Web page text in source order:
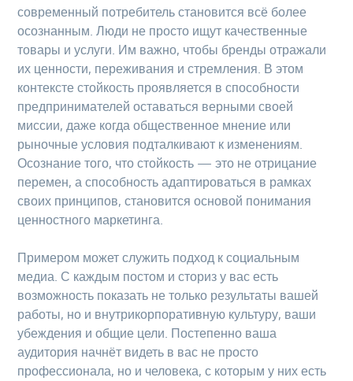
современный потребитель становится всё более
осознанным. Люди не просто ищут качественные
товары и услуги. Им важно, чтобы бренды отражали
их ценности, переживания и стремления. В этом
контексте стойкость проявляется в способности
предпринимателей оставаться верными своей
миссии, даже когда общественное мнение или
рыночные условия подталкивают к изменениям.
Осознание того, что стойкость — это не отрицание
перемен, а способность адаптироваться в рамках
своих принципов, становится основой понимания
ценностного маркетинга.
Примером может служить подход к социальным
медиа. С каждым постом и сториз у вас есть
возможность показать не только результаты вашей
работы, но и внутрикорпоративную культуру, ваши
убеждения и общие цели. Постепенно ваша
аудитория начнёт видеть в вас не просто
профессионала, но и человека, с которым у них есть